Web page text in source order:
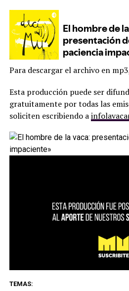
Para descargar el archivo en
Esta producción puede ser
gratuitamente por todas las
soliciten escribiendo a
TEMAS: